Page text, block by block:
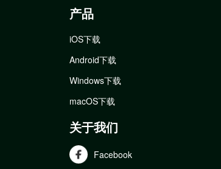
产品
iOS下载
Android下载
Windows下载
macOS下载
关于我们
Facebook